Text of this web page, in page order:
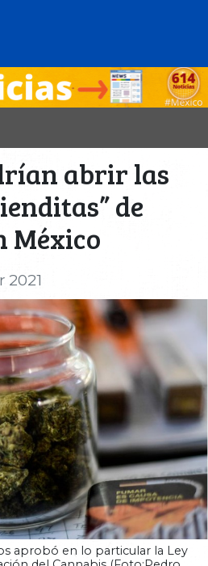
abrir las
de
México
2021
aprobó en lo particular la Ley